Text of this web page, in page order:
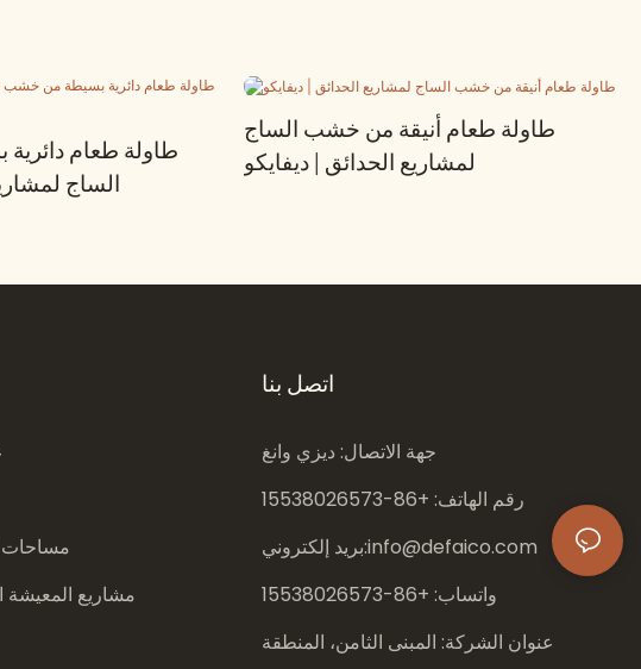
طاولة طعام
الساج
طاولة طعام أنيقة من خشب الساج
لمشاريع الحدائق | ديفايكو
مساحات
مشاريع المعيشة
اتصل بنا
جهة الاتصال: ديزي وانغ
رقم الهاتف: +86-
15538026573
بريد إلكتروني:info@defaico.com
واتساب: +86-
15538026573
عنوان الشركة: المبنى الثامن، المنطقة